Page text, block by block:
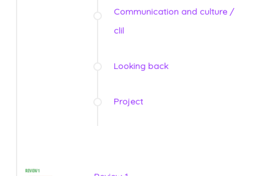
Communication and culture /
clil
Looking back
Project